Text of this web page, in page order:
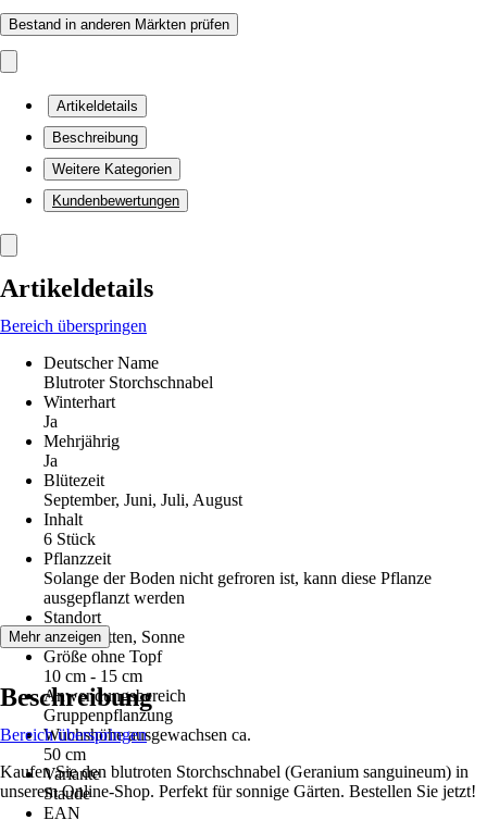
Bestand in anderen Märkten prüfen
Artikeldetails
Beschreibung
Weitere Kategorien
Kundenbewertungen
Artikeldetails
Bereich überspringen
Deutscher Name
Blutroter Storchschnabel
Winterhart
Ja
Mehrjährig
Ja
Blütezeit
September, Juni, Juli, August
Inhalt
6 Stück
Pflanzzeit
Solange der Boden nicht gefroren ist, kann diese Pflanze
ausgepflanzt werden
Standort
Halbschatten, Sonne
Größe ohne Topf
10 cm - 15 cm
Anwendungsbereich
Gruppenpflanzung
Wuchshöhe ausgewachsen ca.
50 cm
Variante
Staude
EAN
Mehr anzeigen
Beschreibung
Bereich überspringen
Kaufen Sie den blutroten Storchschnabel (Geranium sanguineum) in
unserem Online-Shop. Perfekt für sonnige Gärten. Bestellen Sie jetzt!